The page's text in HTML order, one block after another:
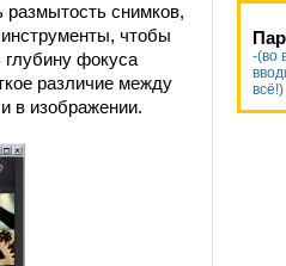
снимков,
чтобы
фокуса
различие между
в изображении.
-(во
всё!)